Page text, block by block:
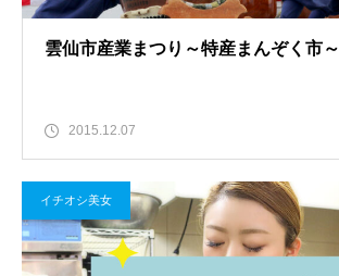
雲仙市産業まつり～特産まんぞく市～
2015.12.07
イチオシ美女